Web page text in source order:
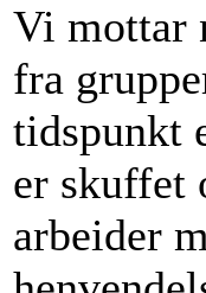
Vi mottar
fra
tidspunkt
er skuffet
arbeider